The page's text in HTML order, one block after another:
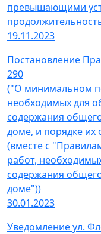
превышающими
19.11.2023
Постановление
290
("О минимальном
необходимых для
содержания
доме, и порядке их
(вместе с
работ,
содержания
доме"))
30.01.2023
Уведомление ул.